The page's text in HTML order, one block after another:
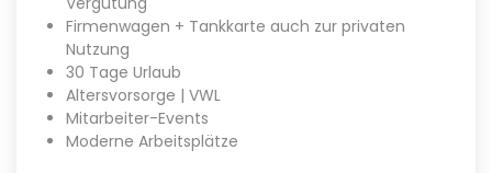
Firmenwagen + Tankkarte auch zur privaten
Nutzung
30 Tage Urlaub
Altersvorsorge | VWL
Mitarbeiter-Events
Moderne Arbeitsplätze